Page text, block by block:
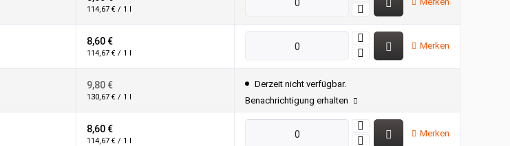
114,67 € / 1 l
8,60 €
114,67 € / 1 l
Merken
9,80 €
130,67 € / 1 l
Derzeit nicht verfügbar.
Benachrichtigung erhalten
8,60 €
114,67 € / 1 l
Merken